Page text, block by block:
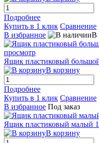
Подробнее
Купить в 1 клик Сравнение
В избранное
В
просмотр
Ящик пластиковый
В корзину
Подробнее
Купить в 1 клик Сравнение
В избранное Под заказ
Ящик пластиковый малый
В корзину